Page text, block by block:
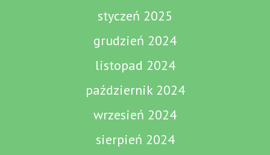
styczeń 2025
grudzień 2024
listopad 2024
październik 2024
wrzesień 2024
sierpień 2024